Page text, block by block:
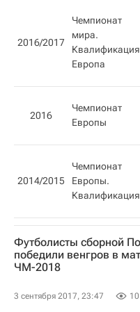
2016/2017
Чемпионат
мира.
Европа
2016
Чемпионат
Европы
2014/2015
Чемпионат
Европы.
Квалификация​
Футболисты сборной
победили венгров в
ЧМ-2018
3 сентября 2017, 23:47 10